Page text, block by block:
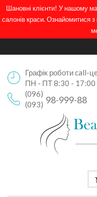
Шановні клієнти! У нашому
салонів краси. Ознайомитися
Графік роботи call-
ПН - ПТ 8:30 - 17:00
(096)
98-999-88
(093)